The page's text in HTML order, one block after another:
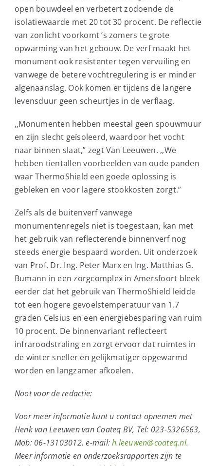
open bouwdeel en verbetert zodoende de
isolatiewaarde met 20 tot 30 procent. De reflectie
van zonlicht voorkomt ’s zomers te grote
opwarming van het gebouw. De verf maakt het
monument ook resistenter tegen vervuiling en
vanwege de betere vochtregulering is er minder
algenaanslag. Ook komen er tijdens de langere
levensduur geen scheurtjes in de verflaag.
,,Monumenten hebben meestal geen spouwmuur
en zijn slecht geïsoleerd, waardoor het vocht
naar binnen slaat,” zegt Van Leeuwen. ,,We
hebben tientallen voorbeelden van oude panden
waar ThermoShield een goede oplossing is
gebleken en voor lagere stookkosten zorgt.”
Zelfs als de buitenverf vanwege
monumentenregels niet is toegestaan, kan met
het gebruik van reflecterende binnenverf nog
steeds energie bespaard worden. Uit onderzoek
van Prof. Dr. Ing. Peter Marx en Ing. Matthias G.
Bumann in een zorgcomplex in Amersfoort bleek
eerder dat het gebruik van ThermoShield leidde
tot een hogere gevoelstemperatuur van 1,7
graden Celsius en een energiebesparing van ruim
10 procent. De binnenvariant reflecteert
infraroodstraling en zorgt ervoor dat ruimtes in
de winter sneller en gelijkmatiger opgewarmd
worden en langzamer afkoelen.
Noot voor de redactie:
Voor meer informatie kunt u contact opnemen met
Henk van Leeuwen van Coateq BV, Tel: 023-5326563,
Mob: 06-13103012. e-mail:h.leeuwen@coateq.nl.
Meer informatie en onderzoeksrapporten zijn te